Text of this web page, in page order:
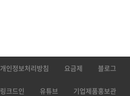
개인정보처리방침 요금제 블로그
링크드인 유튜브 기업제품홍보관